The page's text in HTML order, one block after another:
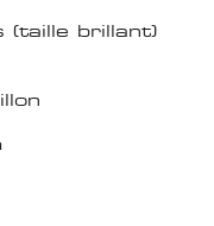
(taille brillant)